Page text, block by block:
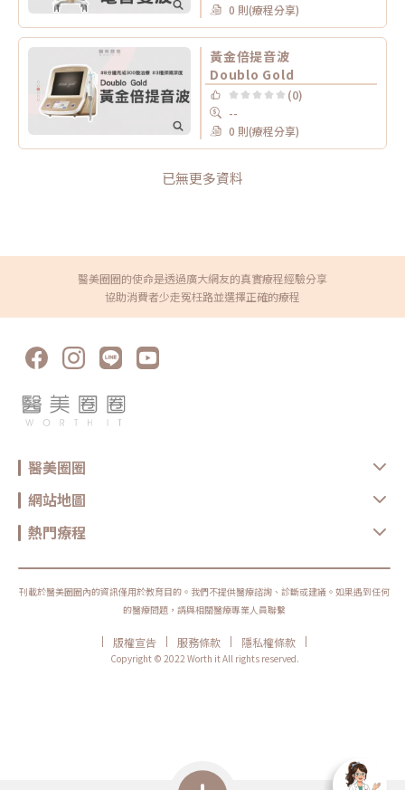
0 則(療程分享)
黃金倍提音波
Doublo Gold
(0)
--
0 則(療程分享)
已無更多資料
醫美圈圈的使命是透過廣大網友的真實療程經驗分享
協助消費者少走冤枉路並選擇正確的療程
醫美圈圈
網站地圖
熱門療程
刊載於醫美圈圈內的資訊僅用於教育目的。我們不提供醫療諮詢、診斷或建議。如果遇到任何
的醫療問題，請與相關醫療專業人員聯繫
| 版權宣告 | 服務條款 | 隱私權條款
|
Copyright © 2022 Worth it All rights reserved.